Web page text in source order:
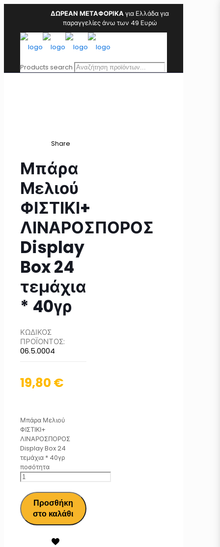
ΔΩΡΕΑΝ ΜΕΤΑΦΟΡΙΚΑγια Ελλάδα για
παραγγελίες άνω των 49 Ευρώ
Products search
Share
Μπάρα
Μελιού
ΦΙΣΤΙΚΙ+
ΛΙΝΑΡΟΣΠΟΡΟΣ
Display
Box 24
τεμάχια
* 40γρ
ΚΩΔΙΚΟΣ
ΠΡΟΪΟΝΤΟΣ:
06.5.0004
19,80 €
Μπάρα Μελιού
ΦΙΣΤΙΚΙ+
ΛΙΝΑΡΟΣΠΟΡΟΣ
Display Box 24
τεμάχια * 40γρ
ποσότητα
Προσθήκη
στο καλάθι